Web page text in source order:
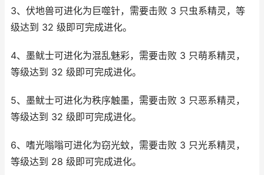
3、伏地兽可进化为巨噬针，需要击败 3 只虫系精灵，等
级达到 32 级即可完成进化。
4、墨鱿士可进化为混乱魅彩，需要击败 3 只萌系精灵，
等级达到 32 级即可完成进化。
5、墨鱿士可进化为秩序触墨，需要击败 3 只恶系精灵，
等级达到 32 级即可完成进化。
6、嗜光嗡嗡可进化为窃光蚊，需要击败 3 只光系精灵，
等级达到 28 级即可完成进化。